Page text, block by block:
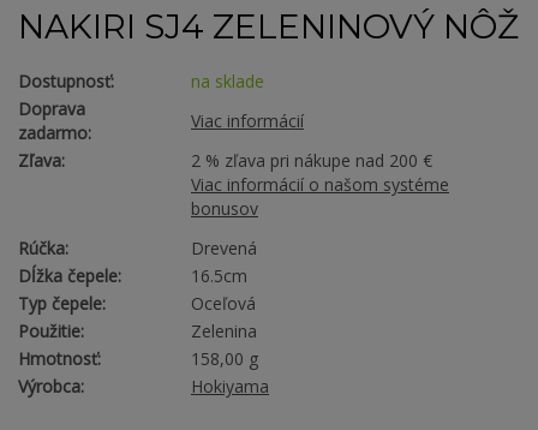
NAKIRI SJ4 ZELENINOVÝ NÔŽ
Dostupnosť:
na sklade
Doprava
zadarmo:
Viac informácií
Zľava:
2 % zľava pri nákupe nad 200 €
Viac informácií o našom systéme
bonusov
Rúčka:
Drevená
Dĺžka čepele:
16.5cm
Typ čepele:
Oceľová
Použitie:
Zelenina
Hmotnosť:
158,00 g
Výrobca:
Hokiyama